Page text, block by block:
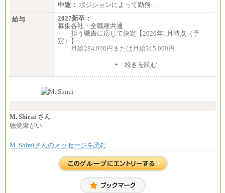
中途： ポジションによって勤務…
給与
2027新卒：
募集各社・全職種共通
担う職責に応じて決定【2026年1月時点（予
定）】
月給284,000円または月給315,000円
※入社後早期から、自律的な業務遂行が求めら
す。
い職責を担う方については、さらに高い金額を個別
※上記に加え、所定労働時間外に勤務をした場
※試用期間中も給与に変更はございません。
＜募集各社・全職種共通＞
月給21万円以上～
+ 続きを読む
M. Shirai さん
聴覚障がい
M. Shiraiさんのメッセージを読む